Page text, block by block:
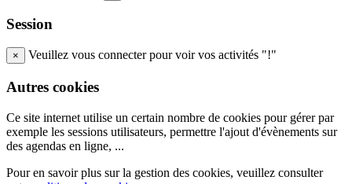
Session
× Veuillez vous connecter pour voir vos activités "!"
Autres cookies
Ce site internet utilise un certain nombre de cookies pour gérer par
exemple les sessions utilisateurs, permettre l'ajout d'évènements sur
des agendas en ligne, ...
Pour en savoir plus sur la gestion des cookies, veuillez consulter